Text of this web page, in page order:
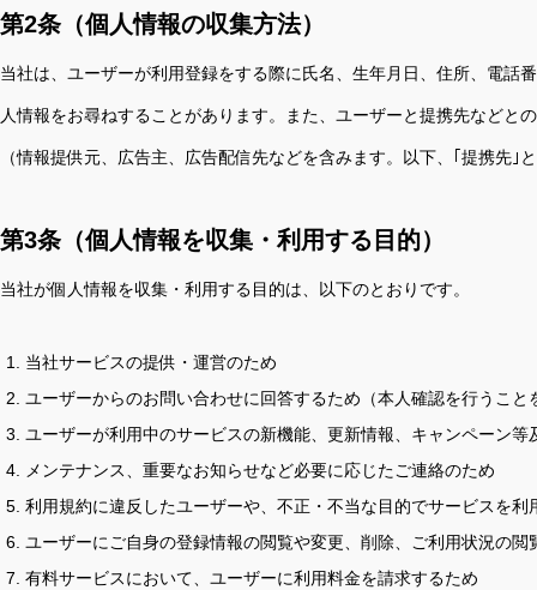
第2条（個人情報の収集方法）
当社は、ユーザーが利用登録をする際に氏名、生年月日、住所、電話
人情報をお尋ねすることがあります。また、ユーザーと提携先など
（情報提供元、広告主、広告配信先などを含みます。以下、｢提携先
第3条（個人情報を収集・利用する目的）
当社が個人情報を収集・利用する目的は、以下のとおりです。
当社サービスの提供・運営のため
ユーザーからのお問い合わせに回答するため（本人確認を行うこと
ユーザーが利用中のサービスの新機能、更新情報、キャンペーン
メンテナンス、重要なお知らせなど必要に応じたご連絡のため
利用規約に違反したユーザーや、不正・不当な目的でサービスを
ユーザーにご自身の登録情報の閲覧や変更、削除、ご利用状況の閲
有料サービスにおいて、ユーザーに利用料金を請求するため